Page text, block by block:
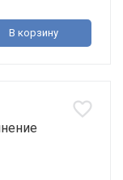
В корзину